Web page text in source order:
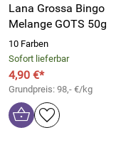
Lana Grossa Bingo
Melange GOTS 50g
10 Farben
Sofort lieferbar
4,90 €*
Grundpreis: 98,- €/kg